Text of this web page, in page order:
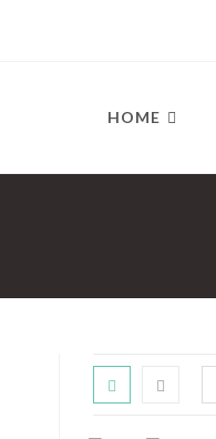
HOME